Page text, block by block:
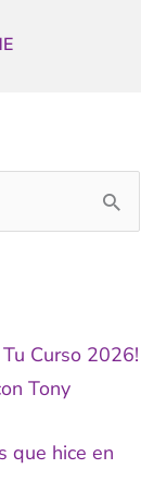
Curso 2026!
Tony
que hice en